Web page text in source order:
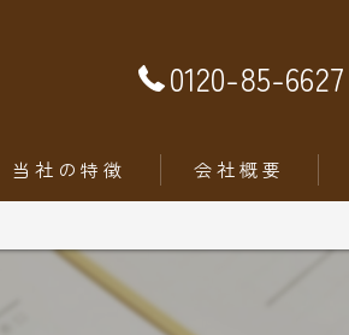
0120-85-6627
当社の特徴
内装工事
会社概要